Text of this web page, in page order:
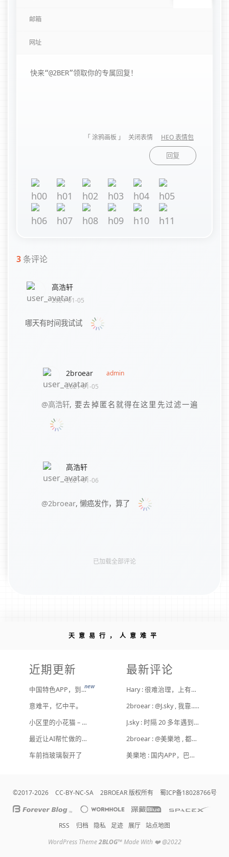
「 涂鸦画板 」 关闭表情 HEO 表情包
回复
3条评论
高浩轩
2021-01-05
哪天有时间我试试
2broear
admin
2021-01-05
@高浩轩,要去掉匿名就得在这里先过滤一遍
高浩轩
2021-01-06
@2broear,懒癌发作，算了
已加载全部评论
天意易行，人意难平
近期更新
中国特色APP，到底谁来治？new
意难平，忆中平。
小区里的小花猫 – 日常记事（二百二十）
最近让AI帮忙做的一些事
车前挡玻璃裂开了
最新评论
Hary : 很难治理，上有政策下有对策，真整治了也是消停一阵，还是得告诉他们要注意一点
2broear : @J.sky , 我靠.. 心情复杂 [ Emoji Image ]
J.sky : 时隔 20 多年遇到前任，你猜会是什么感觉？前几天和老婆去超市，巧不巧老婆去看其他商品了，就这么两分钟的功夫，我和前任迎面相遇，我看了一眼她，她也看到我了，谁都没说话，我感觉她恐慌的逃走了。我们擦肩而过，按道理这个年龄本不应该两个人单独在超市相遇，除非单身。所以，我猜她离婚了？搞不好她可能以为我也离婚了？哈哈哈
2broear : @美樂地 , 都是利益驱使，盈利手段不行
美樂地 : 国内APP，巴不得塞入全家桶到你手机，我更喜欢国外的小而美软件
©2017-2026 CC-BY-NC-SA 2BROEAR 版权所有 蜀ICP备18028766号
RSS 归档 隐私 足迹 展厅 站点地图
WordPress Theme2BLOG™Made With ❤️ @2022